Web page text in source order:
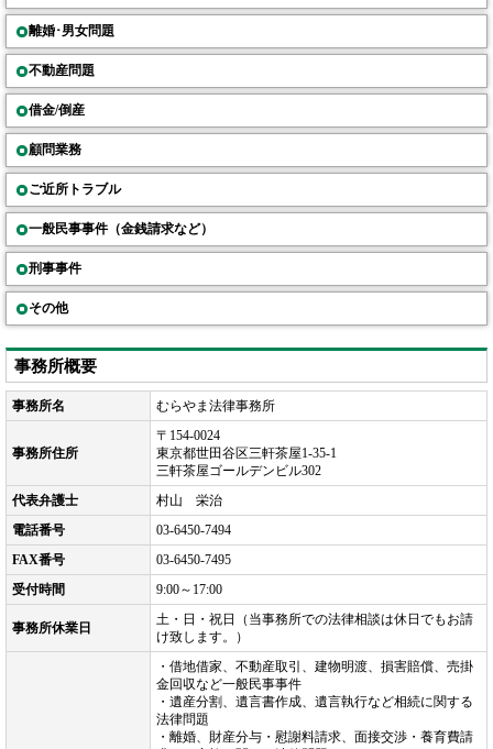
離婚･男女問題
不動産問題
借金/倒産
顧問業務
ご近所トラブル
一般民事事件（金銭請求など）
刑事事件
その他
事務所概要
事務所名 むらやま法律事務所
事務所住所
〒154-0024
東京都世田谷区三軒茶屋1-35-1
三軒茶屋ゴールデンビル302
代表弁護士
村山 栄治
電話番号
03-6450-7494
FAX番号
03-6450-7495
受付時間
9:00～17:00
事務所休業日
土・日・祝日（当事務所での法律相談は休日でもお請
け致します。）
・借地借家、不動産取引、建物明渡、損害賠償、売掛
金回収など一般民事事件
・遺産分割、遺言書作成、遺言執行など相続に関する
法律問題
・離婚、財産分与・慰謝料請求、面接交渉・養育費請